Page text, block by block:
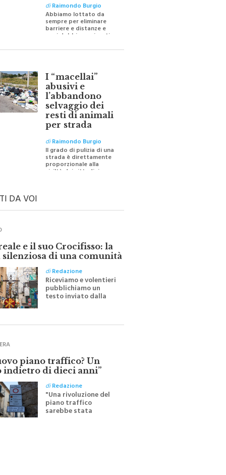
diRaimondo Burgio
Abbiamo lottato da
sempre per eliminare
barriere e distanze e
per ricostruire certezze
I “macellai”
abusivi e
l’abbandono
selvaggio dei
resti di animali
per strada
diRaimondo Burgio
Il grado di pulizia di una
strada è direttamente
proporzionale alla
DA VOI
e il suo Crocifisso: la
silenziosa di una comunità
diRedazione
Riceviamo e volentieri
pubblichiamo un
testo inviato dalla
all'indomani della
piano traffico? Un
indietro di dieci anni”
diRedazione
"Una rivoluzione del
piano traffico
sarebbe stata